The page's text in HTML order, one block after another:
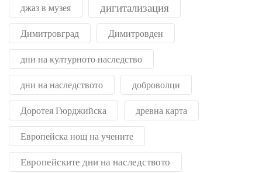
джаз в музея дигитализация
Димитровград Димитровден
дни на културното наследство
дни на наследството доброволци
Доротея Гюрджийска древна карта
Европейска нощ на учените
Европейските дни на наследството